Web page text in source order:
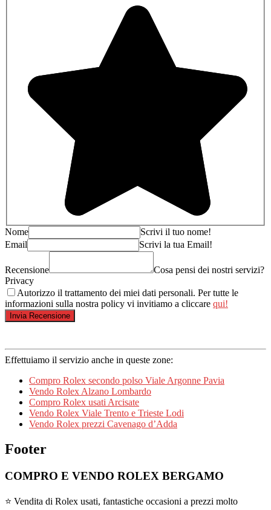
Nome
Scrivi il tuo nome!
Email
Scrivi la tua Email!
Recensione
Cosa pensi dei nostri servizi?
Privacy
Autorizzo il trattamento dei miei dati personali. Per tutte le
informazioni sulla nostra policy vi invitiamo a cliccare qui!
Effettuiamo il servizio anche in queste zone:
Compro Rolex secondo polso Viale Argonne Pavia
Vendo Rolex Alzano Lombardo
Compro Rolex usati Arcisate
Vendo Rolex Viale Trento e Trieste Lodi
Vendo Rolex prezzi Cavenago d’Adda
Footer
COMPRO E VENDO ROLEX BERGAMO
⭐ Vendita di Rolex usati, fantastiche occasioni a prezzi molto